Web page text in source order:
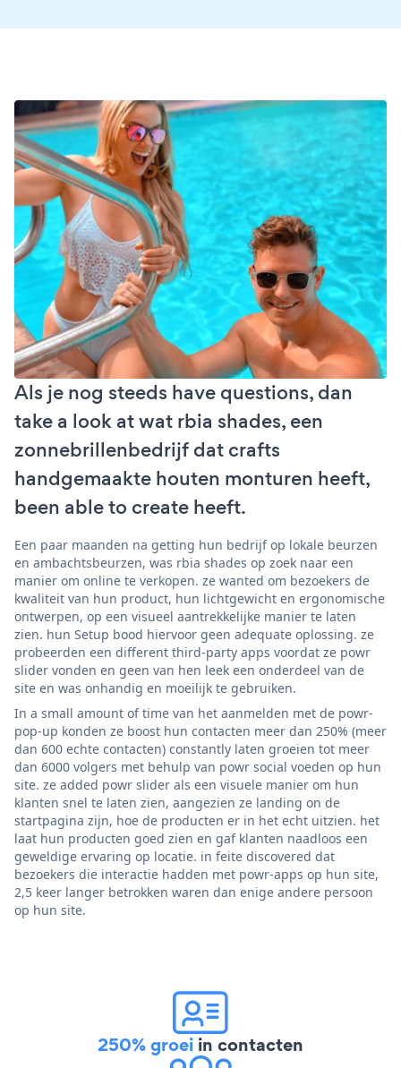
Als je nog steeds have questions, dan
take a look at wat rbia shades, een
zonnebrillenbedrijf dat crafts
handgemaakte houten monturen heeft,
been able to create heeft.
Een paar maanden na getting hun bedrijf op lokale beurzen
en ambachtsbeurzen, was rbia shades op zoek naar een
manier om online te verkopen. ze wanted om bezoekers de
kwaliteit van hun product, hun lichtgewicht en ergonomische
ontwerpen, op een visueel aantrekkelijke manier te laten
zien. hun Setup bood hiervoor geen adequate oplossing. ze
probeerden een different third-party apps voordat ze powr
slider vonden en geen van hen leek een onderdeel van de
site en was onhandig en moeilijk te gebruiken.
In a small amount of time van het aanmelden met de powr-
pop-up konden ze boost hun contacten meer dan 250% (meer
dan 600 echte contacten) constantly laten groeien tot meer
dan 6000 volgers met behulp van powr social voeden op hun
site. ze added powr slider als een visuele manier om hun
klanten snel te laten zien, aangezien ze landing on de
startpagina zijn, hoe de producten er in het echt uitzien. het
laat hun producten goed zien en gaf klanten naadloos een
geweldige ervaring op locatie. in feite discovered dat
bezoekers die interactie hadden met powr-apps op hun site,
2,5 keer langer betrokken waren dan enige andere persoon
op hun site.
250% groei in contacten